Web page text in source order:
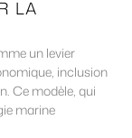
LA
un levier
inclusion
Ce modèle, qui
marine